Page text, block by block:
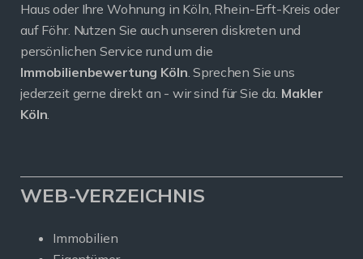
Haus oder Ihre Wohnung in Köln, Rhein-Erft-Kreis oder
auf Föhr. Nutzen Sie auch unseren diskreten und
persönlichen Service rund um die
Immobilienbewertung Köln. Sprechen Sie uns
jederzeit gerne direkt an - wir sind für Sie da. Makler
Köln.
WEB-VERZEICHNIS
Immobilien